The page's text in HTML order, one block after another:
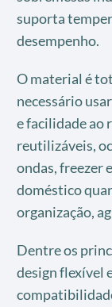
suporta
desempenho.
O material é
necessário
e facilidade ao
reutilizáveis,
ondas, freezer
doméstico
organização,
Dentre os
design flexível